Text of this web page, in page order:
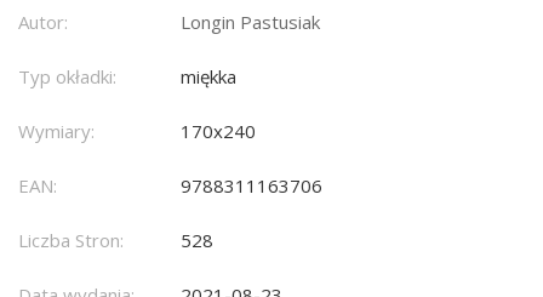
Autor: Longin Pastusiak
Typ okładki: miękka
Wymiary: 170x240
EAN: 9788311163706
Liczba Stron: 528